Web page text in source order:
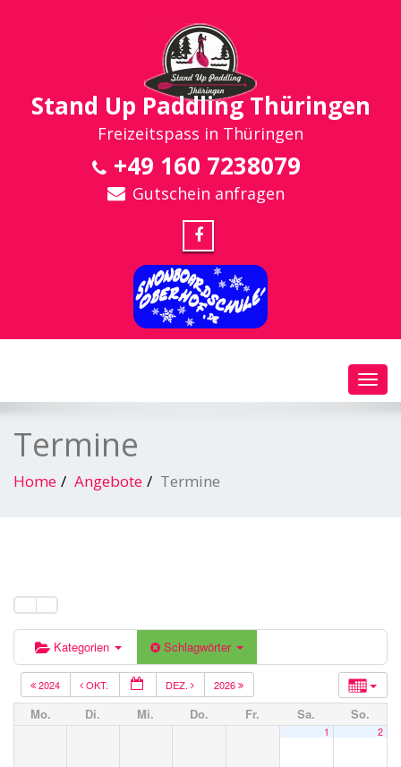
Stand Up Paddling Thüringen
Freizeitspass in Thüringen
+49 160 7238079
Gutschein anfragen
Termine
Home Angebote Termine
Kategorien Schlagwörter
2024 OKT. DEZ. 2026
Mo. Di. Mi. Do. Fr. Sa. So.
1 2